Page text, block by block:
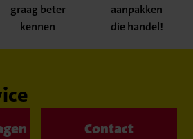
graag beter
kennen
aanpakken
die handel!
Contact